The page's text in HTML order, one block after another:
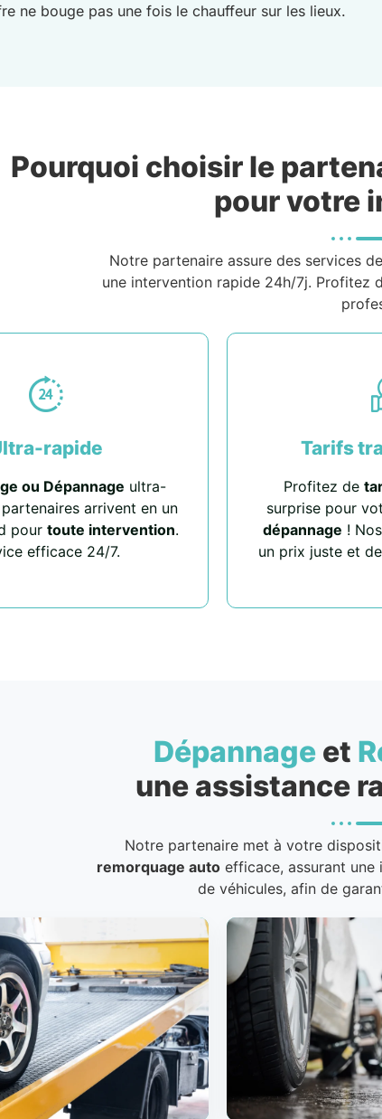
ne bouge pas une fois le chauffeur sur les lieux.
Pourquoi choisir le
pour votre
Notre partenaire assure des services de
une intervention rapide 24h/7j. Profitez
rapide
ou Dépannage ultra-
arrivent en un
pour toute intervention.
efficace 24/7.
Tarifs
Profitez de
surprise pour
dépannage !
un prix juste et
Dépannageet
une assistance
Notre partenaire met à votre
remorquage auto efficace, assurant
de véhicules, afin de